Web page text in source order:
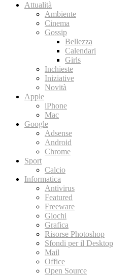
Attualità
Ambiente
Cinema
Gossip
Bellezza
Calendari
Girls
Inchieste
Iniziative
Novità
Apple
iPhone
Mac
Google
Adsense
Android
Chrome
Sport
Calcio
Informatica
Antivirus
Featured
Freeware
Giochi
Grafica
Risorse Photoshop
Sfondi per il Desktop
Mail
Office
Open Source